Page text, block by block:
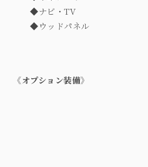
◆ナビ・TV
◆ウッドパネル
《オプション装備》